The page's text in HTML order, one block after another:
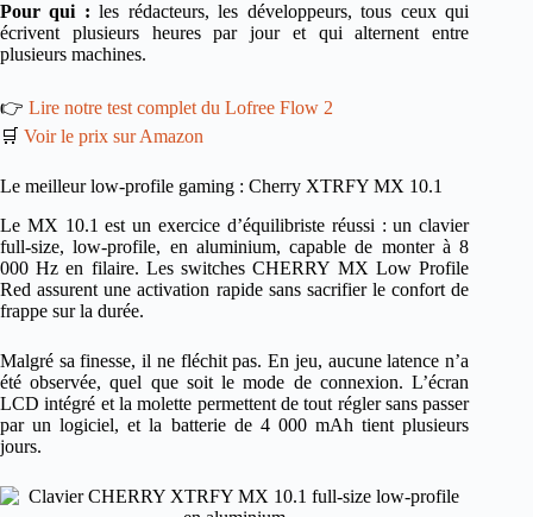
Pour qui : les rédacteurs, les développeurs, tous ceux qui
écrivent plusieurs heures par jour et qui alternent entre
plusieurs machines.
👉 Lire notre test complet du Lofree Flow 2
🛒 Voir le prix sur Amazon
Le meilleur low-profile gaming : Cherry XTRFY MX 10.1
Le MX 10.1 est un exercice d’équilibriste réussi : un clavier
full-size, low-profile, en aluminium, capable de monter à 8
000 Hz en filaire. Les switches CHERRY MX Low Profile
Red assurent une activation rapide sans sacrifier le confort de
frappe sur la durée.
Malgré sa finesse, il ne fléchit pas. En jeu, aucune latence n’a
été observée, quel que soit le mode de connexion. L’écran
LCD intégré et la molette permettent de tout régler sans passer
par un logiciel, et la batterie de 4 000 mAh tient plusieurs
jours.